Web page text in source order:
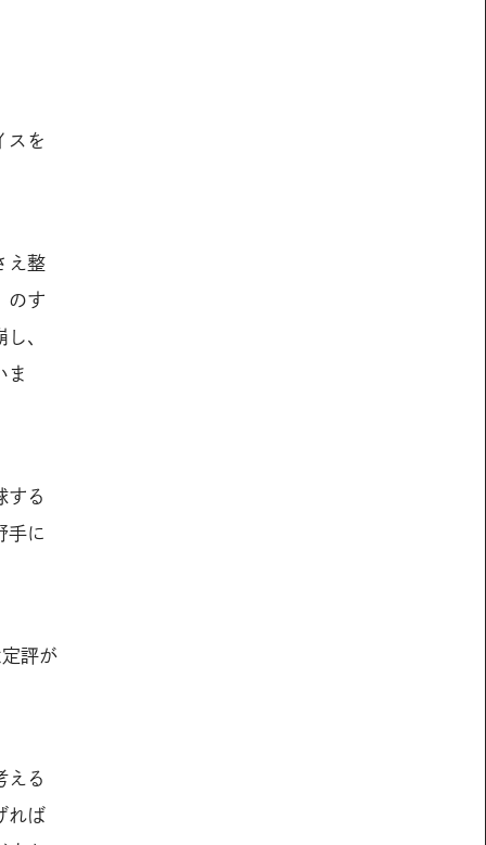
スを
え整
のす
、
ま
する
手に
評が
える
れば